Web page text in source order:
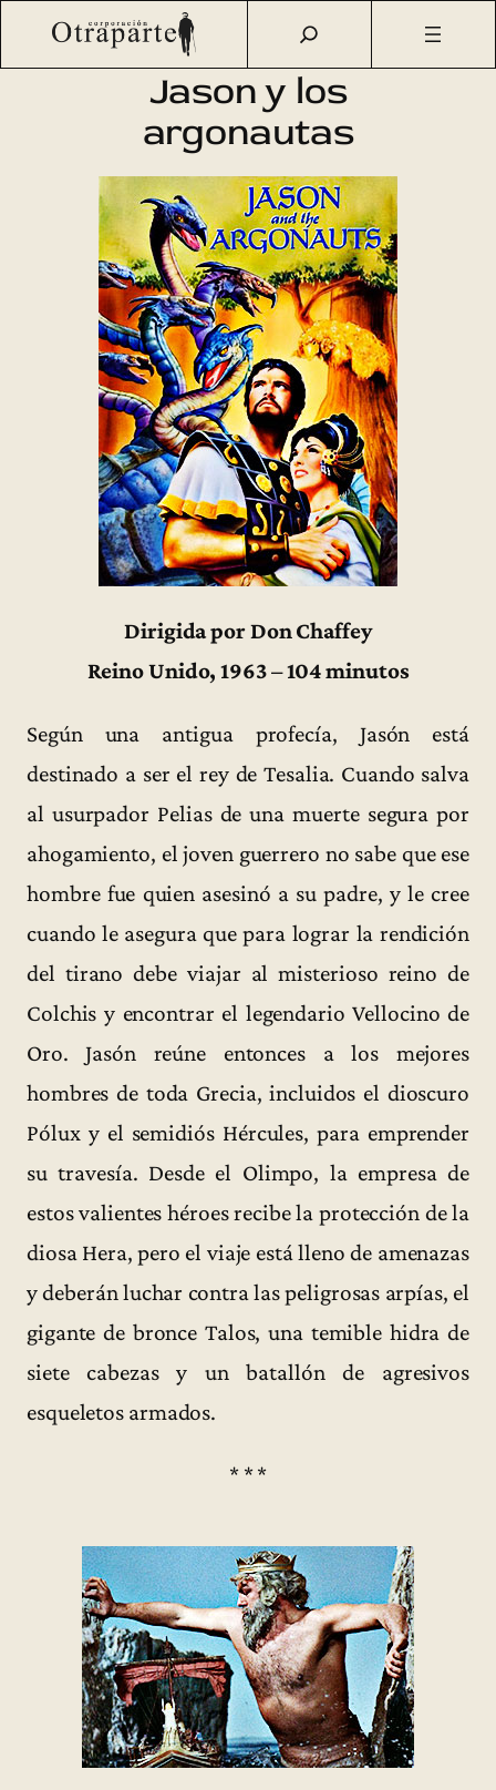
Saltar
Otraparte.org/Agenda Cultural /Cine
Jason y los
argonautas
Dirigida por Don Chaffey
Reino Unido, 1963 – 104 minutos
Según una antigua profecía, Jasón está
destinado a ser el rey de Tesalia. Cuando salva
al usurpador Pelias de una muerte segura por
ahogamiento, el joven guerrero no sabe que ese
hombre fue quien asesinó a su padre, y le cree
cuando le asegura que para lograr la rendición
del tirano debe viajar al misterioso reino de
Colchis y encontrar el legendario Vellocino de
Oro. Jasón reúne entonces a los mejores
hombres de toda Grecia, incluidos el dioscuro
Pólux y el semidiós Hércules, para emprender
su travesía. Desde el Olimpo, la empresa de
estos valientes héroes recibe la protección de la
diosa Hera, pero el viaje está lleno de amenazas
y deberán luchar contra las peligrosas arpías, el
gigante de bronce Talos, una temible hidra de
siete cabezas y un batallón de agresivos
esqueletos armados.
* * *